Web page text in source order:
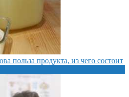
польза продукта, из чего состоит